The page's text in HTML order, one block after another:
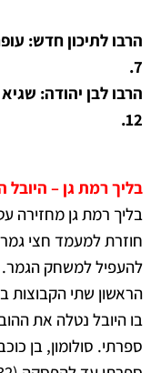
7.
12.
בליך רמת גן – היובל הרצליה (75:98
בליך רמת גן מחזירה
חוזרת למעמד חצי גמר
להעפיל למשחק
הראשון שתי
בו היובל נטלה את
ספרתי. סולומון, בן